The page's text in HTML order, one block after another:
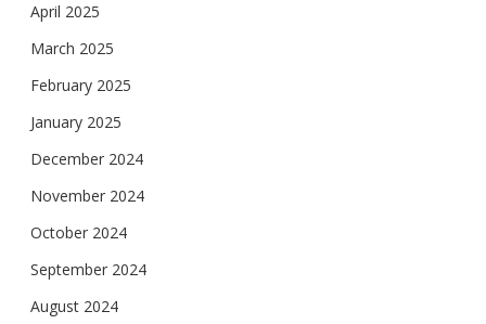
April 2025
March 2025
February 2025
January 2025
December 2024
November 2024
October 2024
September 2024
August 2024